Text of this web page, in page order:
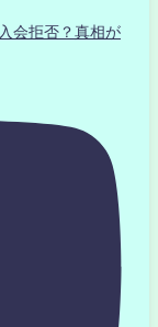
会拒否？真相が